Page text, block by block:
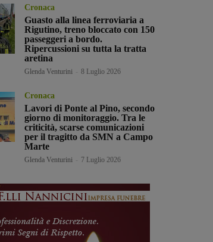
Cronaca
Guasto alla linea ferroviaria a
Rigutino, treno bloccato con 150
passeggeri a bordo.
Ripercussioni su tutta la tratta
aretina
Glenda Venturini 8 Luglio 2026
Cronaca
Lavori di Ponte al Pino, secondo
giorno di monitoraggio. Tra le
criticità, scarse comunicazioni
per il tragitto da SMN a Campo
Marte
Glenda Venturini 7 Luglio 2026